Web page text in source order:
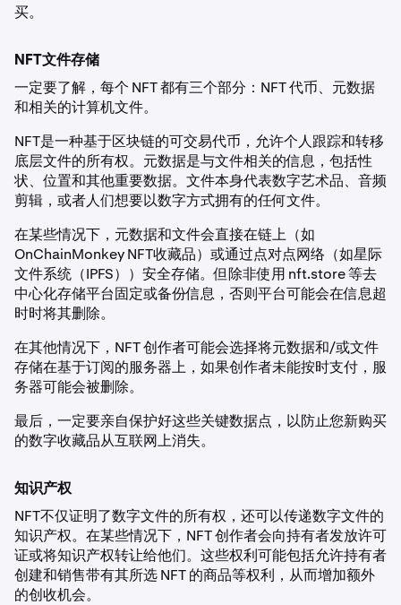
买。
NFT文件存储
一定要了解，每个 NFT 都有三个部分：NFT 代币、元数据
和相关的计算机文件。
NFT是一种基于区块链的可交易代币，允许个人跟踪和转移
底层文件的所有权。元数据是与文件相关的信息，包括性
状、位置和其他重要数据。文件本身代表数字艺术品、音频
剪辑，或者人们想要以数字方式拥有的任何文件。
在某些情况下，元数据和文件会直接在链上（如
OnChainMonkey NFT收藏品）或通过点对点网络（如星际
文件系统（IPFS））安全存储。但除非使用 nft.store 等去
中心化存储平台固定或备份信息，否则平台可能会在信息超
时时将其删除。
在其他情况下，NFT 创作者可能会选择将元数据和/或文件
存储在基于订阅的服务器上，如果创作者未能按时支付，服
务器可能会被删除。
最后，一定要亲自保护好这些关键数据点，以防止您新购买
的数字收藏品从互联网上消失。
知识产权
NFT不仅证明了数字文件的所有权，还可以传递数字文件的
知识产权。在某些情况下，NFT 创作者会向持有者发放许可
证或将知识产权转让给他们。这些权利可能包括允许持有者
创建和销售带有其所选 NFT 的商品等权利，从而增加额外
的创收机会。